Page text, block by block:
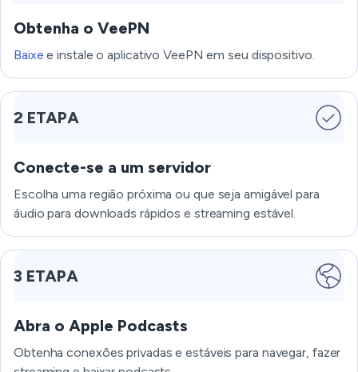
Obtenha o VeePN
Baixe e instale o aplicativo VeePN em seu dispositivo.
2 ETAPA
Conecte-se a um servidor
Escolha uma região próxima ou que seja amigável para
áudio para downloads rápidos e streaming estável.
3 ETAPA
Abra o Apple Podcasts
Obtenha conexões privadas e estáveis para navegar, fazer